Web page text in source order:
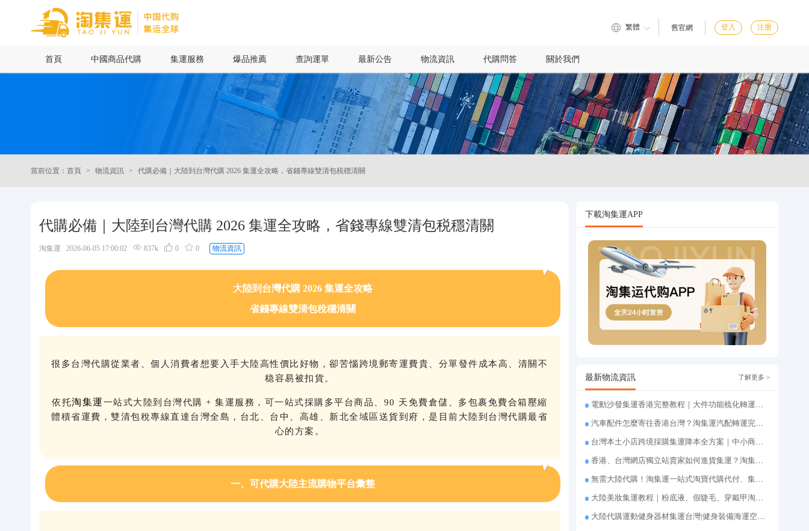
查詢運單
繁體 舊官網 登入 注册
首頁 中國商品代購 集運服務 爆品推薦 查詢運單 最新公告 物流資訊 代購問答 關於我們
當前位置：首頁 物流資訊 代購必備｜大陸到台灣代購 2026 集運全攻略，省錢專線雙清包税穩清關
代購必備｜大陸到台灣代購 2026 集運全攻略，省錢專線雙清包税穩清關
淘集運 2026-06-05 17:00:02 837k 0 0 物流資訊
大陸到台灣代購 2026 集運全攻略
省錢專線雙清包稅穩清關
很多台灣代購從業者、個人消費者想要入手大陸高性價比好物，卻苦惱跨境郵寄運費貴、分單發件成本高、清關不
稳容易被扣貨。
依托淘集運一站式大陸到台灣代購 + 集運服務，可一站式採購多平台商品、90 天免費倉儲、多包裹免費合箱壓縮
體積省運費，雙清包稅專線直達台灣全島，台北、台中、高雄、新北全域區送貨到府，是目前大陸到台灣代購最省
心的方案。
一、可代購大陸主流購物平台彙整
下載淘集運APP
最新物流資訊 了解更多 >
電動沙發集運香港完整教程｜大件功能梳化轉運、打包清關上門派送
汽車配件怎麼寄往香港台灣？淘集運汽配轉運完整教程
台灣本土小店跨境採購集運降本全方案｜中小商家跨境物流優化攻略
香港、台灣網店獨立站賣家如何進貨集運？淘集運一站式採購轉運方案
無需大陸代購！淘集運一站式淘寶代購代付、集運轉運直達台灣
大陸美妝集運教程｜粉底液、假睫毛、穿戴甲淘集運香港台灣轉運&台灣代購完整指南
大陸代購運動健身器材集運台灣|健身裝備海運空運直送、送貨到府